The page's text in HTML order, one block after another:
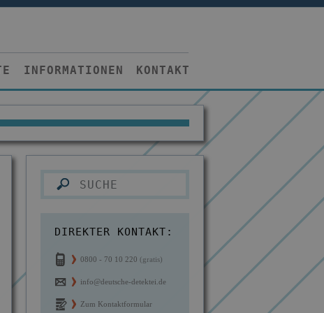
INFORMATIONEN KONTAKT
DIREKTER KONTAKT:
0800 - 70 10 220 (gratis)
info@deutsche-detektei.de
Zum Kontaktformular